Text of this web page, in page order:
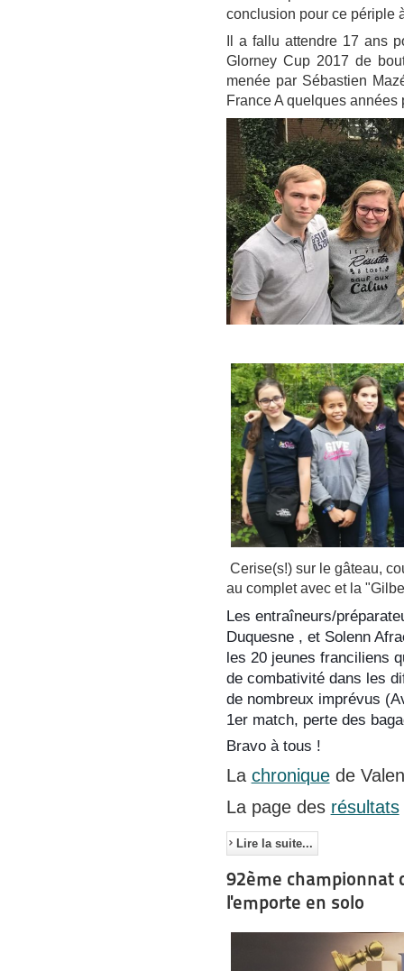
conclusion pour ce périple
Il a fallu attendre 17 ans
Glorney Cup 2017 de
menée par Sébastien
France A quelques années
Cerise(s!) sur le gâteau,
au complet avec et la
Les entraîneurs/
Duquesne , et Solenn
les 20 jeunes franciliens
de combativité dans les
de nombreux imprévus
1er match, perte des
Bravo à tous !
La chroniquede
La page des résultats
Lire la suite...
92ème championnat
l'emporte en solo